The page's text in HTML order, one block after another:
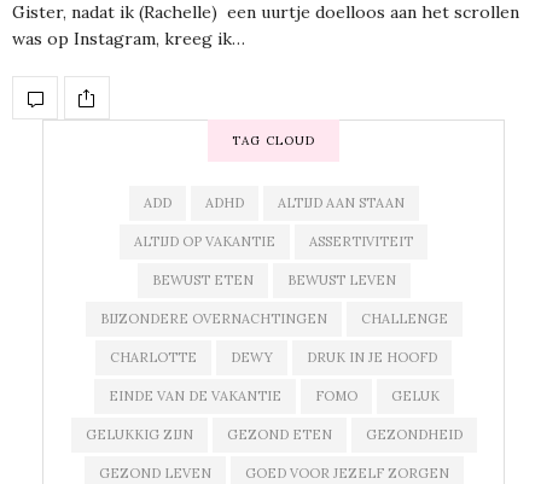
Gister, nadat ik (Rachelle) een uurtje doelloos aan het scrollen
was op Instagram, kreeg ik…
TAG CLOUD
ADD ADHD ALTIJD AAN STAAN
ALTIJD OP VAKANTIE ASSERTIVITEIT
BEWUST ETEN BEWUST LEVEN
BIJZONDERE OVERNACHTINGEN CHALLENGE
CHARLOTTE DEWY DRUK IN JE HOOFD
EINDE VAN DE VAKANTIE FOMO GELUK
GELUKKIG ZIJN GEZOND ETEN GEZONDHEID
GEZOND LEVEN GOED VOOR JEZELF ZORGEN